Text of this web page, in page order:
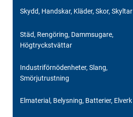
Skydd, Handskar, Kläder, Skor, Skyltar
Städ, Rengöring, Dammsugare,
Högtryckstvättar
Industriförnödenheter, Slang,
Smörjutrustning
Elmaterial, Belysning, Batterier, Elverk